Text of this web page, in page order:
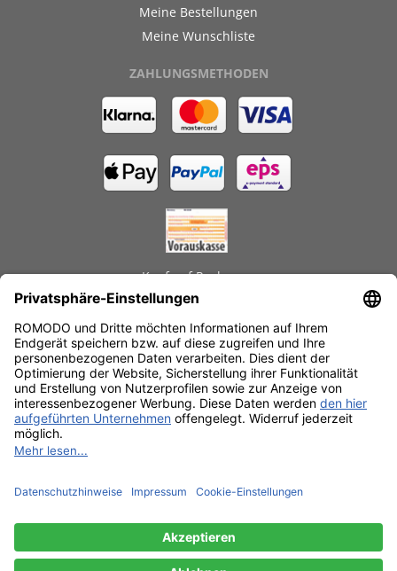
Meine Bestellungen
Meine Wunschliste
ZAHLUNGSMETHODEN
Kauf auf Rechnung
Schnelle Lieferzeiten
Käuferschutz
Datenschutz
SSL-Verschlüsselung